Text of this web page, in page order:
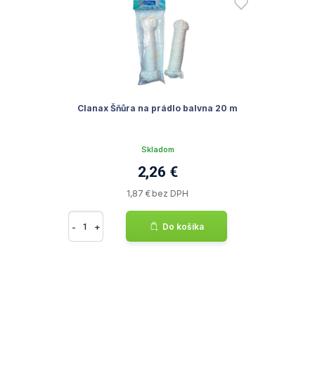
Clanax Šňůra na prádlo balvna 20 m
Skladom
2,26 €
1,87 € bez DPH
- + Do košíka